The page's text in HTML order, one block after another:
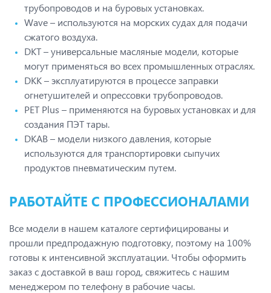
трубопроводов и на буровых установках.
Wave – используются на морских судах для подачи
сжатого воздуха.
DKT – универсальные масляные модели, которые
могут применяться во всех промышленных отраслях.
DKK – эксплуатируются в процессе заправки
огнетушителей и опрессовки трубопроводов.
PET Plus – применяются на буровых установках и для
создания ПЭТ тары.
DKAB – модели низкого давления, которые
используются для транспортировки сыпучих
продуктов пневматическим путем.
РАБОТАЙТЕ С ПРОФЕССИОНАЛАМИ
Все модели в нашем каталоге сертифицированы и
прошли предпродажную подготовку, поэтому на 100%
готовы к интенсивной эксплуатации. Чтобы оформить
заказ с доставкой в ваш город, свяжитесь с нашим
менеджером по телефону в рабочие часы.